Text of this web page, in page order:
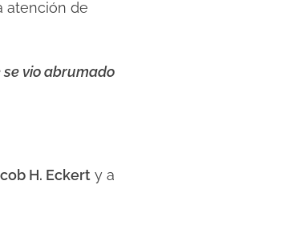
atención de
se vio abrumado
H. Eckert y a